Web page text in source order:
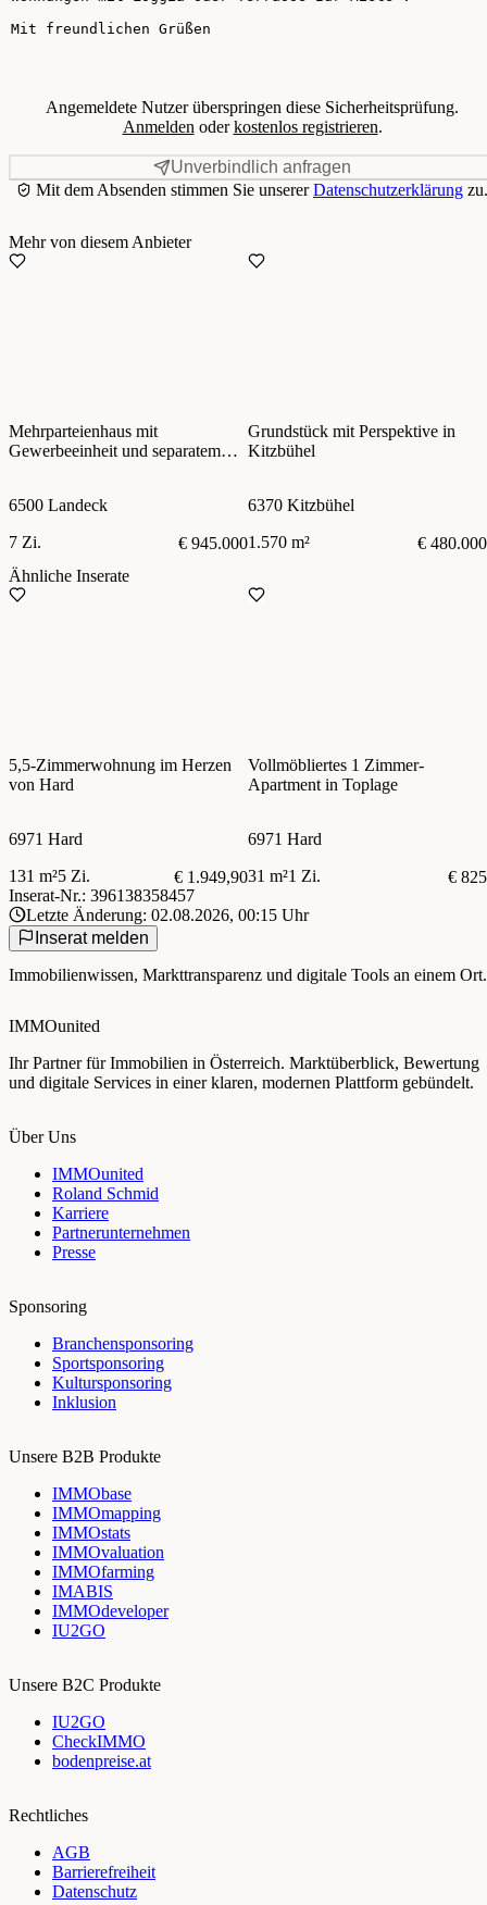
Angemeldete Nutzer überspringen diese Sicherheitsprüfung.
Anmeldenoderkostenlos registrieren.
Unverbindlich anfragen
Mit dem Absenden stimmen Sie unsererDatenschutzerklärung zu.
Mehr von diesem Anbieter
Mehrparteienhaus mit
Gewerbeeinheit und separatem
6500 Landeck
7 Zi.
€ 945.000
Grundstück mit Perspektive in
Kitzbühel
6370 Kitzbühel
1.570 m²
€ 480.000
Ähnliche Inserate
5,5-Zimmerwohnung im Herzen
von Hard
6971 Hard
131 m²5 Zi. € 1.949,90
Vollmöbliertes 1 Zimmer-
Apartment in Toplage
6971 Hard
31 m²1 Zi.
€ 825
Inserat-Nr.: 396138358457
Letzte Änderung: 02.08.2026, 00:15 Uhr
Inserat melden
Immobilienwissen, Markttransparenz und digitale Tools an einem Ort.
IMMOunited
Ihr Partner für Immobilien in Österreich. Marktüberblick, Bewertung
und digitale Services in einer klaren, modernen Plattform gebündelt.
Über Uns
IMMOunited
Roland Schmid
Karriere
Partnerunternehmen
Presse
Sponsoring
Branchensponsoring
Sportsponsoring
Kultursponsoring
Inklusion
Unsere B2B Produkte
IMMObase
IMMOmapping
IMMOstats
IMMOvaluation
IMMOfarming
IMABIS
IMMOdeveloper
IU2GO
Unsere B2C Produkte
IU2GO
CheckIMMO
bodenpreise.at
Rechtliches
AGB
Barrierefreiheit
Datenschutz